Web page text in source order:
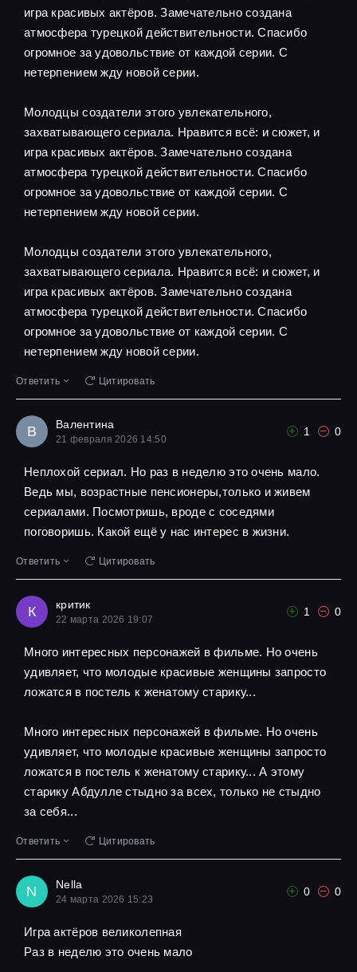
игра красивых актёров. Замечательно создана
атмосфера турецкой действительности. Спасибо
огромное за удовольствие от каждой серии. С
нетерпением жду новой серии.
Молодцы создатели этого увлекательного,
захватывающего сериала. Нравится всё: и сюжет, и
игра красивых актёров. Замечательно создана
атмосфера турецкой действительности. Спасибо
огромное за удовольствие от каждой серии. С
нетерпением жду новой серии.
Молодцы создатели этого увлекательного,
захватывающего сериала. Нравится всё: и сюжет, и
игра красивых актёров. Замечательно создана
атмосфера турецкой действительности. Спасибо
огромное за удовольствие от каждой серии. С
нетерпением жду новой серии.
Ответить Цитировать
В Валентина
21 февраля 2026 14:50
1 0
Неплохой сериал. Но раз в неделю это очень мало.
Ведь мы, возрастные пенсионеры,только и живем
сериалами. Посмотришь, вроде с соседями
поговоришь. Какой ещё у нас интерес в жизни.
Ответить Цитировать
К критик
22 марта 2026 19:07
1 0
Много интересных персонажей в фильме. Но очень
удивляет, что молодые красивые женщины запросто
ложатся в постель к женатому старику...
Много интересных персонажей в фильме. Но очень
удивляет, что молодые красивые женщины запросто
ложатся в постель к женатому старику... А этому
старику Абдулле стыдно за всех, только не стыдно
за себя...
Ответить Цитировать
N Nella
24 марта 2026 15:23
0 0
Игра актёров великолепная
Pаз в неделю это очень мало